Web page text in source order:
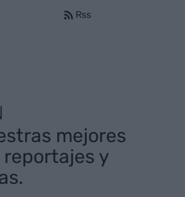
Rss
mejores
y